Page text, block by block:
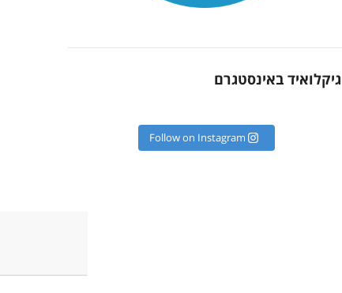
גיקלואיד באינסטגרם
Follow on Instagram